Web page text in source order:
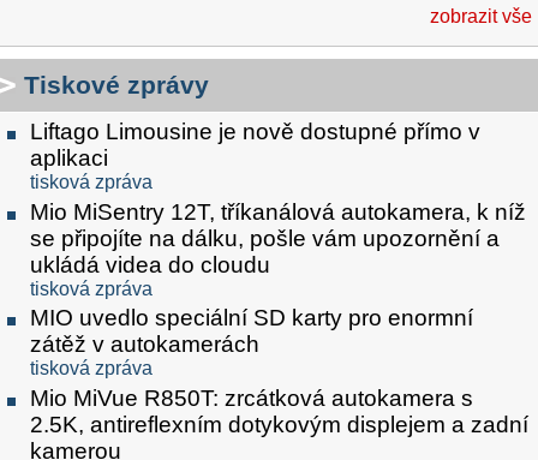
zobrazit vše
Tiskové zprávy
Liftago Limousine je nově dostupné přímo v
aplikaci
tisková zpráva
Mio MiSentry 12T, tříkanálová autokamera, k níž
se připojíte na dálku, pošle vám upozornění a
ukládá videa do cloudu
tisková zpráva
MIO uvedlo speciální SD karty pro enormní
zátěž v autokamerách
tisková zpráva
Mio MiVue R850T: zrcátková autokamera s
2.5K, antireflexním dotykovým displejem a zadní
kamerou